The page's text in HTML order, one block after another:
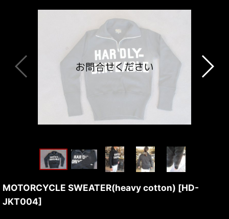
MOTORCYCLE SWEATER(heavy cotton) [HD-
JKT004]